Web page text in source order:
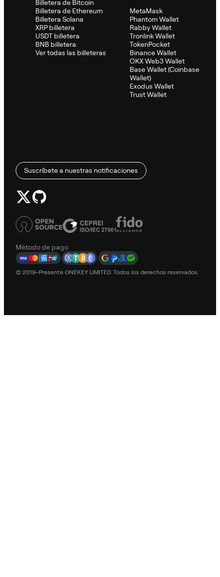
Billetera de Bitcoin
Billetera de Ethereum
Billetera Solana
XRP billetera
USDT billetera
BNB billetera
Ver todas las billeteras
MetaMask
Phantom Wallet
Rabby Wallet
Tronlink Wallet
TokenPocket
Binance Wallet
OKX Web3 Wallet
Base Wallet (Coinbase
Wallet)
Exodus Wallet
Trust Wallet
Suscríbete a nuestras notificaciones
Método de pago
© 2019–Presente ONEKEY LIMITED. Todos los derechos reservados.